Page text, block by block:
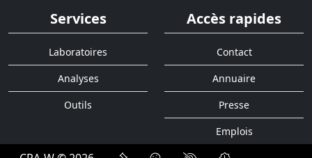
Services
Laboratoires
Analyses
Outils
Accès rapides
Contact
Annuaire
Presse
Emplois